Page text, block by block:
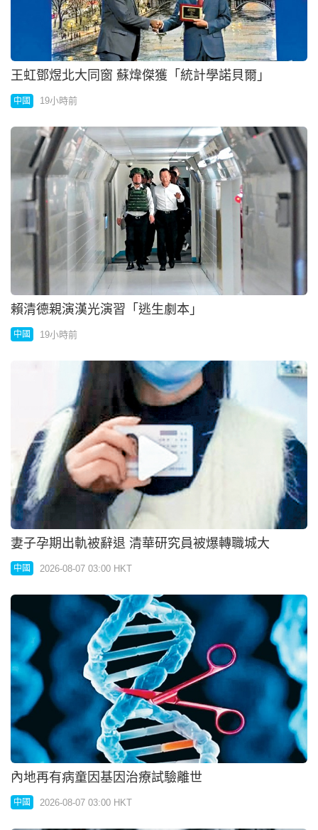
王虹鄧煜北大同窗 蘇煒傑獲「統計學諾貝爾」
中國 19小時前
賴清德親演漢光演習「逃生劇本」
中國 19小時前
妻子孕期出軌被辭退 清華研究員被爆轉職城大
中國 2026-08-07 03:00 HKT
內地再有病童因基因治療試驗離世
中國 2026-08-07 03:00 HKT